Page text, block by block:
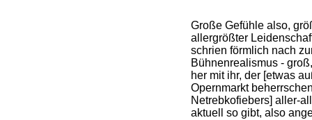
Große Gefühle also,
allergrößter
schrien förmlich nach
Bühnenrealismus -
her mit ihr, der [etwas
Opernmarkt
Netrebkofiebers] aller-
aktuell so gibt, also